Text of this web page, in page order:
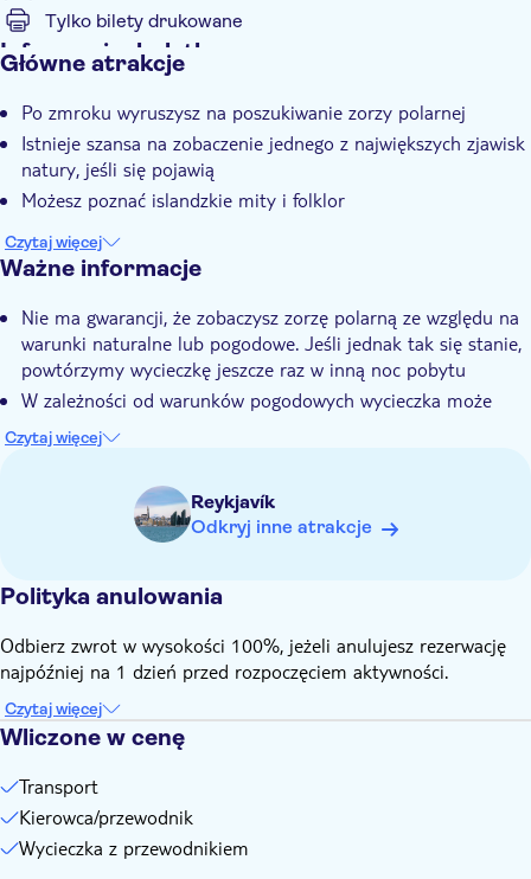
Tylko bilety drukowane
Informacje dodatkowe
Natychmiastowe potwierdzenie
Odbiór z hotelu
Główne atrakcje
Po zmroku wyruszysz na poszukiwanie zorzy polarnej
Istnieje szansa na zobaczenie jednego z największych zjawisk
natury, jeśli się pojawią
Możesz poznać islandzkie mity i folklor
Czytaj więcej
Ważne informacje
Nie ma gwarancji, że zobaczysz zorzę polarną ze względu na
warunki naturalne lub pogodowe. Jeśli jednak tak się stanie,
powtórzymy wycieczkę jeszcze raz w inną noc pobytu
W zależności od warunków pogodowych wycieczka może
zostać odwołana lub przełożona na inny termin z krótkim
wyprzedzeniem.
Prosimy o zapakowanie ciepłych ubrań
Czytaj więcej
Reykjavík
Odkryj inne atrakcje
Polityka anulowania
Odbierz zwrot w wysokości 100%, jeżeli anulujesz rezerwację
najpóźniej na 1 dzień przed rozpoczęciem aktywności.
Czytaj więcej
Wliczone w cenę
Transport
Kierowca/przewodnik
Wycieczka z przewodnikiem